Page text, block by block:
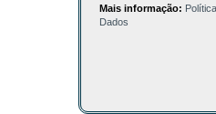
Mais informação:
Dados